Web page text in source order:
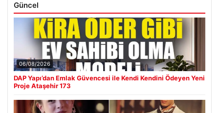
Güncel
06/08/2026
DAP Yapı’dan Emlak Güvencesi ile Kendi Kendini Ödeyen Yeni
Proje Ataşehir 173